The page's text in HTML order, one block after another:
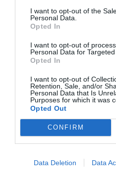
I want to opt-out of the
Personal Data.
Opted In
I want to opt-out of
Personal Data for Targeted
Opted In
I want to opt-out of
Retention, Sale, and/or
Personal Data that Is
Purposes for which it was
Opted Out
CONFIRM
Data Deletion Data
Andalucía ha logrado reducir el uso
salud y hospitales en su lucha
Mundial de la Salud y la ONU han
ha expuesto el consejero de Salud,
de los convenios de colaboración
del Servicio Andaluz de Salud, José
presidente del Consejo Andaluz de
Farmacéuticos, Antonio
Oficiales de Dentistas, Luis Cáceres.
Las
12/05/2016